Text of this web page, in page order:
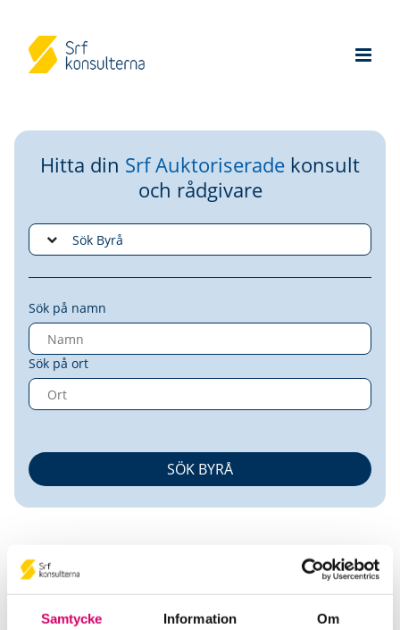
Samtycke Information Om
Hitta din Srf Auktoriserade konsult
och rådgivare
Sök på namn
Sök på ort